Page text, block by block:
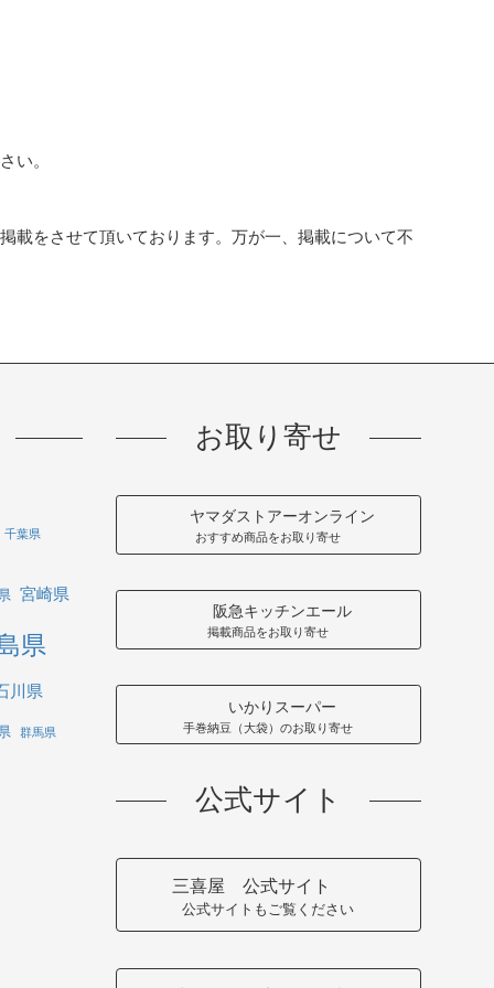
い。
載をさせて頂いております。万が一、掲載について不
千葉県
宮崎県
県
川県
群馬県
お取り寄せ
ヤマダストアーオンライン
おすすめ商品をお取り寄せ
阪急キッチンエール
掲載商品をお取り寄せ
いかりスーパー
手巻納豆（大袋）のお取り寄せ
公式サイト
三喜屋 公式サイト
公式サイトもご覧ください